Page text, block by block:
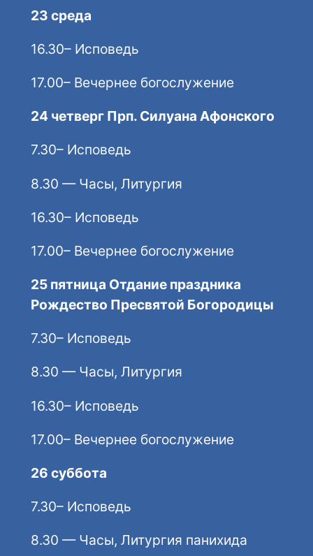
23 среда
16.30– Исповедь
17.00– Вечернее богослужение
24 четверг Прп. Силуана Афонского
7.30– Исповедь
8.30 — Часы, Литургия
16.30– Исповедь
17.00– Вечернее богослужение
25 пятница Отдание праздника
Рождество Пресвятой Богородицы
7.30– Исповедь
8.30 — Часы, Литургия
16.30– Исповедь
17.00– Вечернее богослужение
26 суббота
7.30– Исповедь
8.30 — Часы, Литургия панихида